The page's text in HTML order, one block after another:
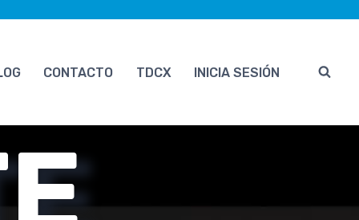
CONTACTO TDCX INICIA SESIÓN